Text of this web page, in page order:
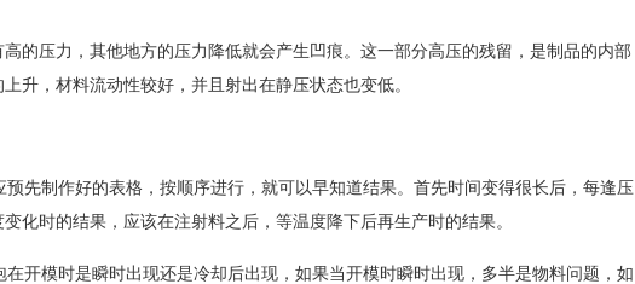
的压力，其他地方的压力降低就会产生凹痕。这一部分高压的残留，是制品的内部
升，材料流动性较好，并且射出在静压状态也变低。
先制作好的表格，按顺序进行，就可以早知道结果。首先时间变得很长后，每逢压
化时的结果，应该在注射料之后，等温度降下后再生产时的结果。
开模时是瞬时出现还是冷却后出现，如果当开模时瞬时出现，多半是物料问题，如